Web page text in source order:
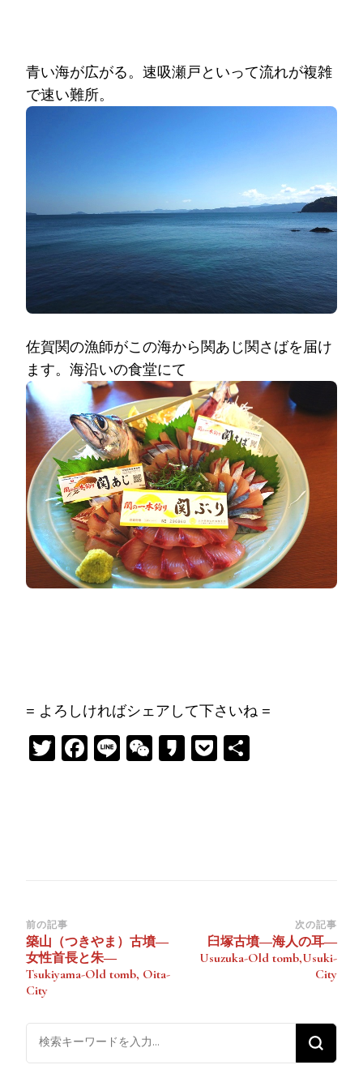
青い海が広がる。速吸瀬戸といって流れが複雑
で速い難所。
佐賀関の漁師がこの海から関あじ関さばを届け
ます。海沿いの食堂にて
= よろしければシェアして下さいね =
Twitter
Facebook
LineWeChat
KakaoPocket
投
稿
ナ
ビ
ゲ
ー
シ
前の記事
築山（つきやま）古墳―
女性首長と朱―
Tsukiyama-Old tomb, Oita-
City
次の記事
臼塚古墳―海人の耳―
Usuzuka-Old tomb,Usuki-
City
な
に